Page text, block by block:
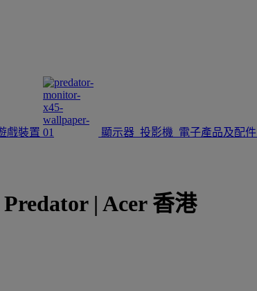
戲裝置 顯示器 投影機 電子產品及配件
| Acer 香港